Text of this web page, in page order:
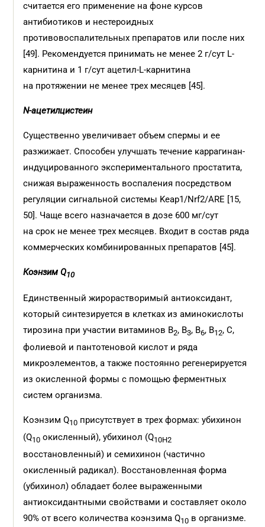
считается его применение на фоне курсов
антибиотиков и нестероидных
противовоспалительных препаратов или после них
[49]. Рекомендуется принимать не менее 2 г/сут L-
карнитина и 1 г/сут ацетил-L-карнитина
на протяжении не менее трех месяцев [45].
N-ацетилцистеин
Существенно увеличивает объем спермы и ее
разжижает. Способен улучшать течение каррагинан-
индуцированного экспериментального простатита,
снижая выраженность воспаления посредством
регуляции сигнальной системы Keap1/Nrf2/ARE [15,
50]. Чаще всего назначается в дозе 600 мг/сут
на срок не менее трех месяцев. Входит в состав ряда
коммерческих комбинированных препаратов [45].
Коэнзим Q10
Единственный жирорастворимый антиоксидант,
который синтезируется в клетках из аминокислоты
тирозина при участии витаминов В2, В3, В6, В12, С,
фолиевой и пантотеновой кислот и ряда
микроэлементов, а также постоянно регенерируется
из окисленной формы с помощью ферментных
систем организма.
Коэнзим Q10 присутствует в трех формах: убихинон
(Q10 окисленный), убихинол (Q10H2
восстановленный) и семихинон (частично
окисленный радикал). Восстановленная форма
(убихинол) обладает более выраженными
антиоксидантными свойствами и составляет около
90% от всего количества коэнзима Q10 в организме.